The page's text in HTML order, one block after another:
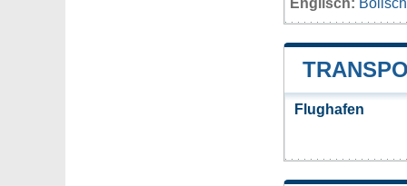
Englisch:
Flughafen